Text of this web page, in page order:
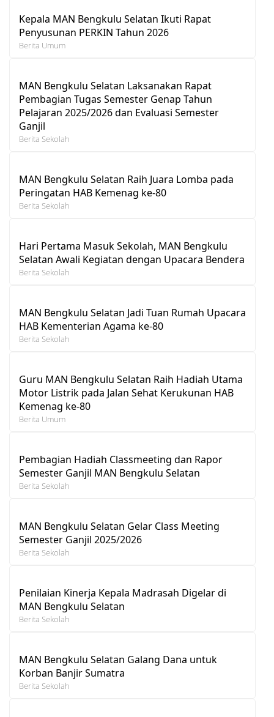
Kepala MAN Bengkulu Selatan Ikuti Rapat
Penyusunan PERKIN Tahun 2026
Berita Umum
MAN Bengkulu Selatan Laksanakan Rapat
Pembagian Tugas Semester Genap Tahun
Pelajaran 2025/2026 dan Evaluasi Semester
Ganjil
Berita Sekolah
MAN Bengkulu Selatan Raih Juara Lomba pada
Peringatan HAB Kemenag ke-80
Berita Sekolah
Hari Pertama Masuk Sekolah, MAN Bengkulu
Selatan Awali Kegiatan dengan Upacara Bendera
Berita Sekolah
MAN Bengkulu Selatan Jadi Tuan Rumah Upacara
HAB Kementerian Agama ke-80
Berita Sekolah
Guru MAN Bengkulu Selatan Raih Hadiah Utama
Motor Listrik pada Jalan Sehat Kerukunan HAB
Kemenag ke-80
Berita Umum
Pembagian Hadiah Classmeeting dan Rapor
Semester Ganjil MAN Bengkulu Selatan
Berita Sekolah
MAN Bengkulu Selatan Gelar Class Meeting
Semester Ganjil 2025/2026
Berita Sekolah
Penilaian Kinerja Kepala Madrasah Digelar di
MAN Bengkulu Selatan
Berita Sekolah
MAN Bengkulu Selatan Galang Dana untuk
Korban Banjir Sumatra
Berita Sekolah